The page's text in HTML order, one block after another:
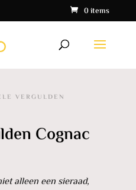
0 items
VERGULDEN
Cognac
alleen een sieraad,